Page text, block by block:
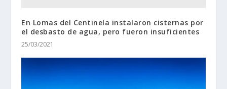
En Lomas del Centinela instalaron cisternas por
el desbasto de agua, pero fueron insuficientes
25/03/2021